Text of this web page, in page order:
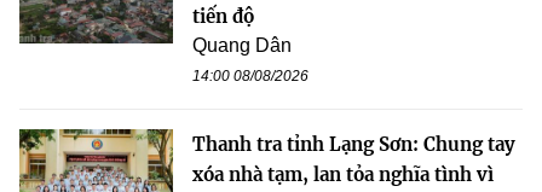
tiến độ
Quang Dân
14:00 08/08/2026
Thanh tra tỉnh Lạng Sơn: Chung tay
xóa nhà tạm, lan tỏa nghĩa tình vì